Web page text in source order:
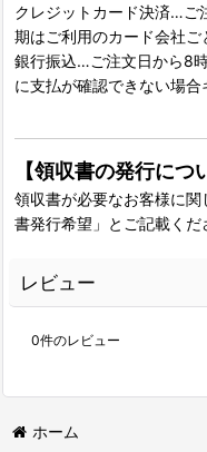
クレジットカード決済…ご
期はご利用のカード会社ご
銀行振込…ご注文日から8
に支払が確認できない場
【領収書の発行につ
領収書が必要なお客様に
書発行希望」とご記載くだ
レビュー
0件のレビュー
ホーム